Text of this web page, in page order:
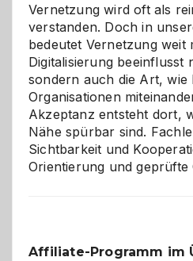
Vernetzung wird oft als
verstanden. Doch in
bedeutet Vernetzung weit
Digitalisierung beeinflusst
sondern auch die Art, wie
Organisationen
Akzeptanz entsteht dort,
Nähe spürbar sind.
Sichtbarkeit und
Orientierung und geprüfte
Affiliate-Programm im